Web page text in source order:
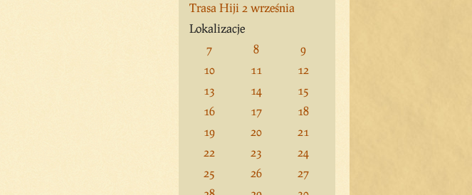
Trasa Hiji 2 września
Lokalizacje
7
8
9
10
11
12
13
14
15
16
17
18
19
20
21
22
23
24
25
26
27